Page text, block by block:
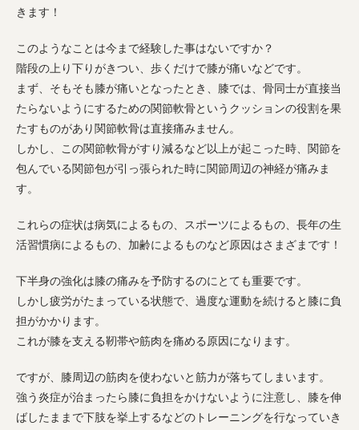
きます！
このようなことは今まで経験した事はないですか？
階段の上り下りがきつい、歩くだけで膝が痛いなどです。
まず、そもそも膝が痛いとなったとき、膝では、骨同士が直接当
たらないようにするための関節軟骨というクッションの役割を果
たすものがあり関節軟骨は直接痛みません。
しかし、この関節軟骨がすり減るなど以上が起こった時、関節を
包んでいる関節包が引っ張られた時に関節周辺の神経が痛みま
す。
これらの症状は病気によるもの、スポーツによるもの、長年の生
活習慣病によるもの、加齢によるものなど原因はさまざまです！
下半身の強化は膝の痛みを予防するのにとても重要です。
しかし疲労がたまっている状態で、過度な運動を続けると膝に負
担がかかります。
これが膝を支える靭帯や筋肉を痛める原因になります。
ですが、膝周辺の筋肉を使わないと筋力が落ちてしまいます。
強う炎症が治まったら膝に負担をかけないように注意し、膝を伸
ばしたままで下肢を挙上するなどのトレーニングを行なっていき